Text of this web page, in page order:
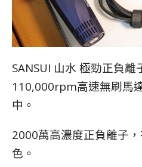
SANSUI 山水 極勁正負離
110,000rpm高速無刷馬
中。
2000萬高濃度正負離子
色。